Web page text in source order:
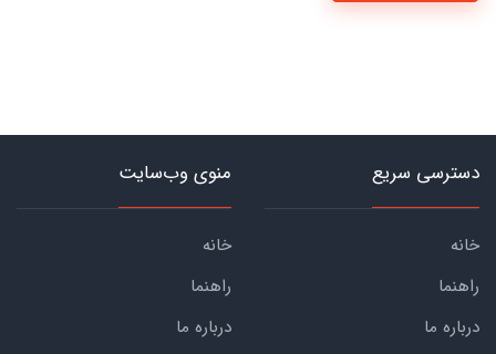
دسترسی سریع
خانه
راهنما
درباره ما
منوی وب‌سایت
خانه
راهنما
درباره ما